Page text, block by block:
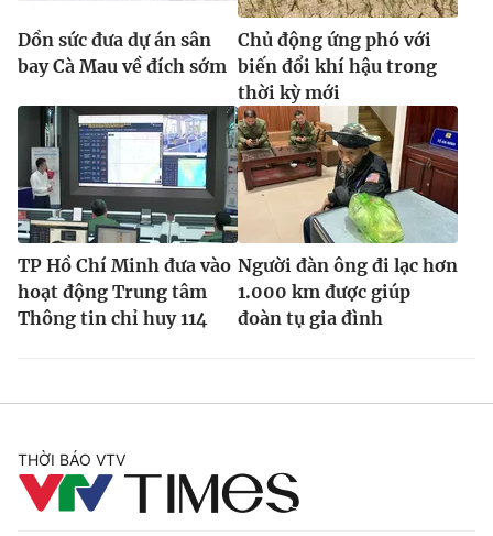
Dồn sức đưa dự án sân
bay Cà Mau về đích sớm
Chủ động ứng phó với
biến đổi khí hậu trong
thời kỳ mới
TP Hồ Chí Minh đưa vào
hoạt động Trung tâm
Thông tin chỉ huy 114
Người đàn ông đi lạc hơn
1.000 km được giúp
đoàn tụ gia đình
THỜI BÁO VTV